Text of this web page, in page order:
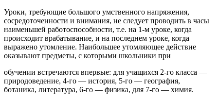
Уроки, требующие большого умственного напряжения,
сосредоточенности и внимания, не следует проводить в часы
наименьшей работоспособности, т.е. на 1-м уроке, когда
происходит врабатывание, и на последнем уроке, когда
выражено утомление. Наибольшее утомляющее действие
оказывают предметы, с которыми школьники при
обучении встречаются впервые: для учащихся 2-го класса —
природоведение, 4-го — история, 5-го — география,
ботаника, литература, 6-го — физика, для 7-го — химия.